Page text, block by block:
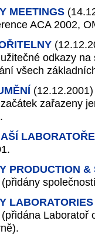
MEETINGS
ACA 2002,
odkazy
všech
(12.12.2001)
zařazeny
LABORATOŘE
PRODUCTION &
LABORATORIES
Laboratoř